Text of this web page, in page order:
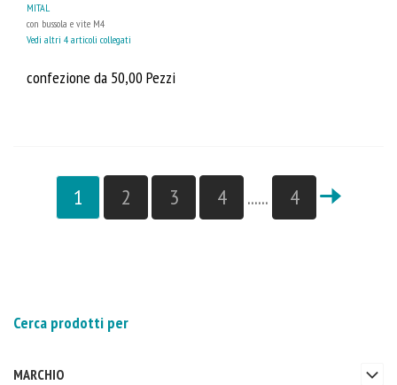
MITAL
con bussola e vite M4
Vedi altri 4 articoli collegati
confezione da 50,00 Pezzi
1 2 3 4 ...... 4
Cerca prodotti per
MARCHIO